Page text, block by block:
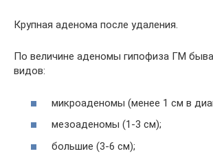
Крупная аденома после удаления.
По величине аденомы гипофиза ГМ
видов:
микроаденомы (менее 1 см в
мезоаденомы (1-3 см);
большие (3-6 см);